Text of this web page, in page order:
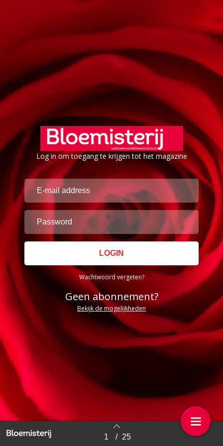
Log in om toegang te krijgen tot het magazine
Wachtwoord vergeten?
Geen abonnement?
Bekijk de mogelijkheden
Back to index 1 / 25